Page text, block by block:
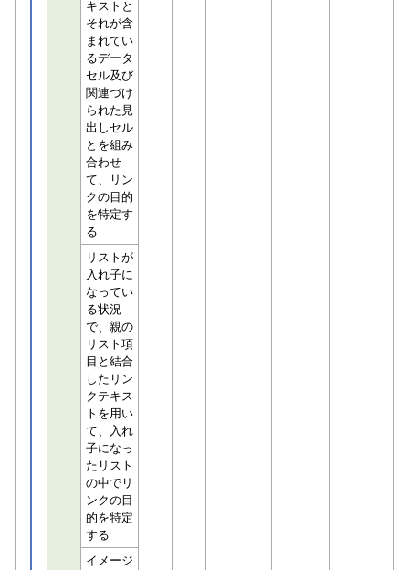
キストと
それが含
まれてい
るデータ
セル及び
関連づけ
られた見
出しセル
とを組み
合わせ
て、リン
クの目的
を特定す
る
リストが
入れ子に
なってい
る状況
で、親の
リスト項
目と結合
したリン
クテキス
トを用い
て、入れ
子になっ
たリスト
の中でリ
ンクの目
的を特定
する
イメージ